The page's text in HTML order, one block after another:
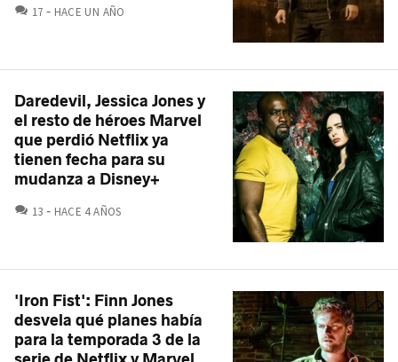
17 COMENTARIOS
HACE UN AÑO
Daredevil, Jessica Jones y
el resto de héroes Marvel
que perdió Netflix ya
tienen fecha para su
mudanza a Disney+
13 COMENTARIOS
HACE 4 AÑOS
'Iron Fist': Finn Jones
desvela qué planes había
para la temporada 3 de la